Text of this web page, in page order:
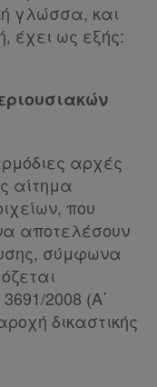
γλώσσα, και
έχει ως εξής:
αρχές
αίτημα
που
αποτελέσουν
σύμφωνα
2008 (Α΄
δικαστικής